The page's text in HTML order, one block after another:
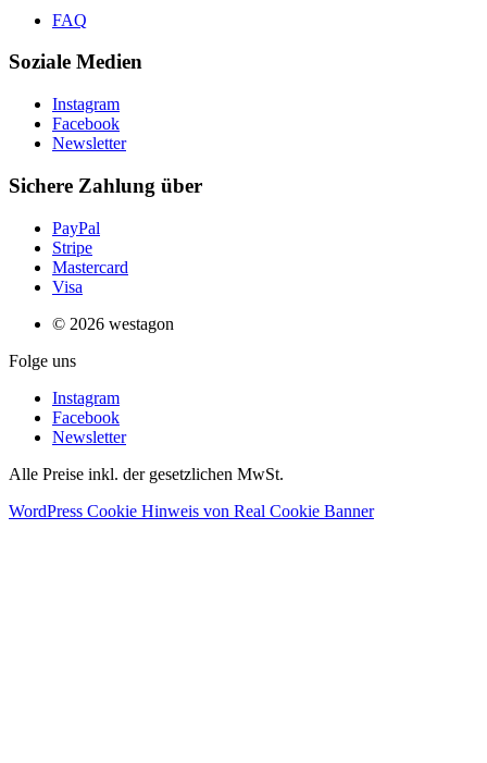
FAQ
Soziale Medien
Instagram
Facebook
Newsletter
Sichere Zahlung über
PayPal
Stripe
Mastercard
Visa
© 2026 westagon
Folge uns
Instagram
Facebook
Newsletter
Alle Preise inkl. der gesetzlichen MwSt.
WordPress Cookie Hinweis von Real Cookie Banner